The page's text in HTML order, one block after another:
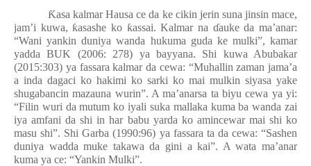
Ƙasa kalmar Hausa ce da ke cikin jerin suna jinsin mace,
jam’i kuwa, ƙasashe ko ƙassai. Kalmar na ɗauke da ma’anar:
“Wani yankin duniya wanda hukuma guda ke mulki”, kamar
yadda BUK (2006: 278) ya bayyana. Shi kuwa Abubakar
(2015:303) ya fassara kalmar da cewa: “Muhallin zaman jama’a
a inda dagaci ko hakimi ko sarki ko mai mulkin siyasa yake
shugabancin mazauna wurin”. A ma’anarsa ta biyu cewa ya yi:
“Filin wuri da mutum ko iyali suka mallaka kuma ba wanda zai
iya amfani da shi in har babu yarda ko amincewar mai shi ko
masu shi”. Shi Garba (1990:96) ya fassara ta da cewa: “Sashen
duniya wadda muke takawa da gini a kai”. A wata ma’anar
kuma ya ce: “Yankin Mulki”.